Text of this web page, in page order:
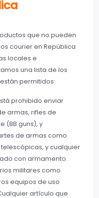
que no pueden
courier en República
locales e
una lista de los
permitidos:
prohibido enviar
armas, rifles de
(BB guns), y
de armas como
y cualquier
con armamento.
militares como
equipos de uso
artículo que